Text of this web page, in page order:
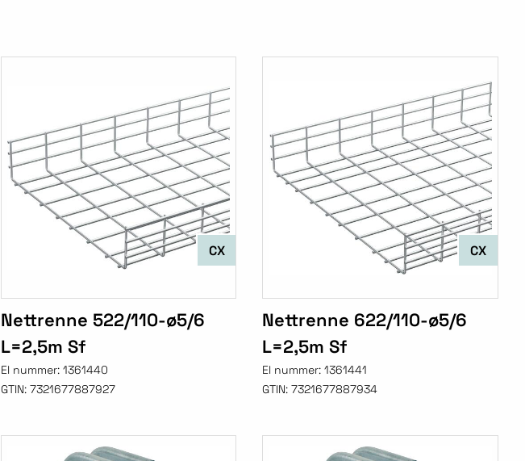
CX
Nettrenne 522/110-ø5/6
L=2,5m Sf
El nummer: 1361440
GTIN: 7321677887927
CX
Nettrenne 622/110-ø5/6
L=2,5m Sf
El nummer:1361441
GTIN: 7321677887934